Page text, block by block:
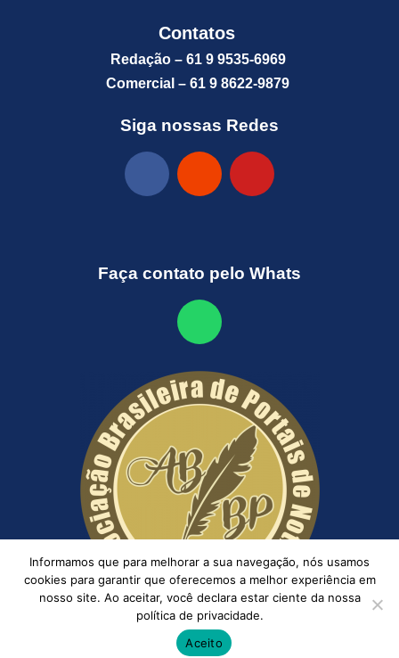
Contatos
Redação – 61 9 9535-6969
Comercial – 61 9 8622-9879
Siga nossas Redes
Faça contato pelo Whats
Informamos que para melhorar a sua navegação, nós usamos
cookies para garantir que oferecemos a melhor experiência em
nosso site. Ao aceitar, você declara estar ciente da nossa
política de privacidade.
Aceito